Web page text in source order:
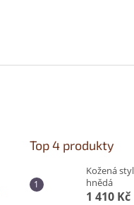
Top 4 produkty
Kožená
hnědá
1 410 Kč